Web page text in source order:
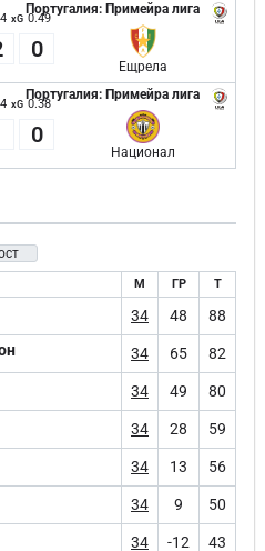
Португалия: Примейра лига
xG 0.49
0
Ещрела
Португалия: Примейра лига
xG 0.38
0
Национал
М ГР Т
34 48 88
34 65 82
34 49 80
34 28 59
34 13 56
34 9 50
34 -12 43